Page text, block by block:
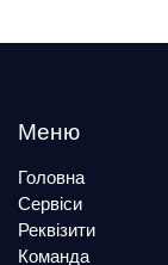
Меню
Головна
Сервіси
Реквізити
Команда